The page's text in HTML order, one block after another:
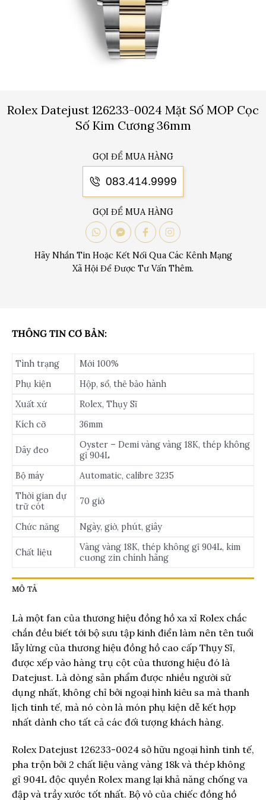
Rolex Datejust 126233-0024 Mặt Số MOP Cọc
Số Kim Cương 36mm
GỌI ĐỂ MUA HÀNG
083.414.9999
GỌI ĐỂ MUA HÀNG
Hãy Nhắn Tin Hoặc Kết Nối Qua Các Kênh Mạng
Xã Hội Để Được Tư Vấn Thêm.
MÔ TẢ
Là một fan của thương hiệu đồng hồ xa xỉ Rolex chắc
chắn đều biết tới bộ sưu tập kinh điển làm nên tên tuổi
lẫy lừng của thương hiệu đồng hồ cao cấp Thụy Sĩ,
được xếp vào hàng trụ cột của thương hiệu đó là
Datejust. Là dòng sản phẩm được nhiều người sử
dụng nhất, không chỉ bởi ngoại hình kiêu sa mà thanh
lịch tinh tế, mà nó còn là món phụ kiện dễ kết hợp
nhất dành cho tất cả các đối tượng khách hàng.
Rolex Datejust 126233-0024 sở hữu ngoại hình tinh tế,
pha trộn bởi 2 chất liệu vàng vàng 18k và thép không
gỉ 904L độc quyền Rolex mang lại khả năng chống va
đập và trầy xước tốt nhất. Bộ vỏ của chiếc đồng hồ
THÔNG TIN CƠ BẢN:
Tình trạng
Mới 100%
Phụ kiện
Hộp, sổ, thẻ bảo hành
Xuất xứ
Rolex, Thụy Sĩ
Kích cỡ
36mm
Dây đeo
Oyster – Demi vàng vàng 18K, thép không
gỉ 904L
Bộ máy
Automatic, calibre 3235
Thời gian dự
trữ cót
70 giờ
Chức năng Ngày, giờ, phút, giây
Chất liệu
Vàng vàng 18K, thép không gỉ 904L, kim
cuơng zin chính hãng